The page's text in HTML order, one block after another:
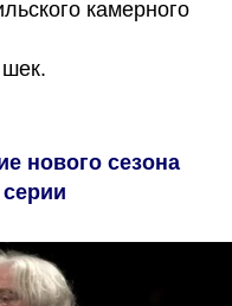
камерного
нового сезона